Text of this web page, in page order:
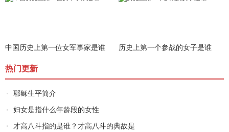
中国历史上第一位女军事家是谁 历史上第一个参战的女子是谁
热门更新
耶稣生平简介
妇女是指什么年龄段的女性
才高八斗指的是谁？才高八斗的典故是